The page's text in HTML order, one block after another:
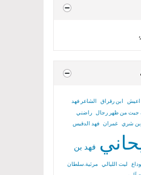
اعيش ابن رقراق الشاعر فهد
جيت من ظهر رجال راضني
شري غمران فهد الدقيس
فهد بن
ليت الليالي مرثية.سلطان